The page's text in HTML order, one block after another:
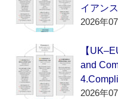
イアン
2026年
【
and
2026年